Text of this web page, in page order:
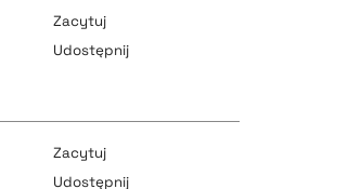
pobierz cytat
Zacytuj
Udostępnij
Zacytuj
Udostępnij